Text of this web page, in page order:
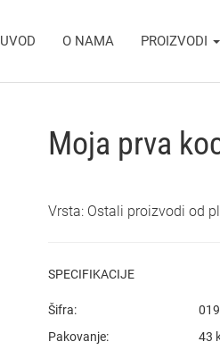
UVOD O NAMA PROIZVODI
Moja prva
Vrsta: Ostali proizvodi od
SPECIFIKACIJE
Šifra:
Pakovanje:
43